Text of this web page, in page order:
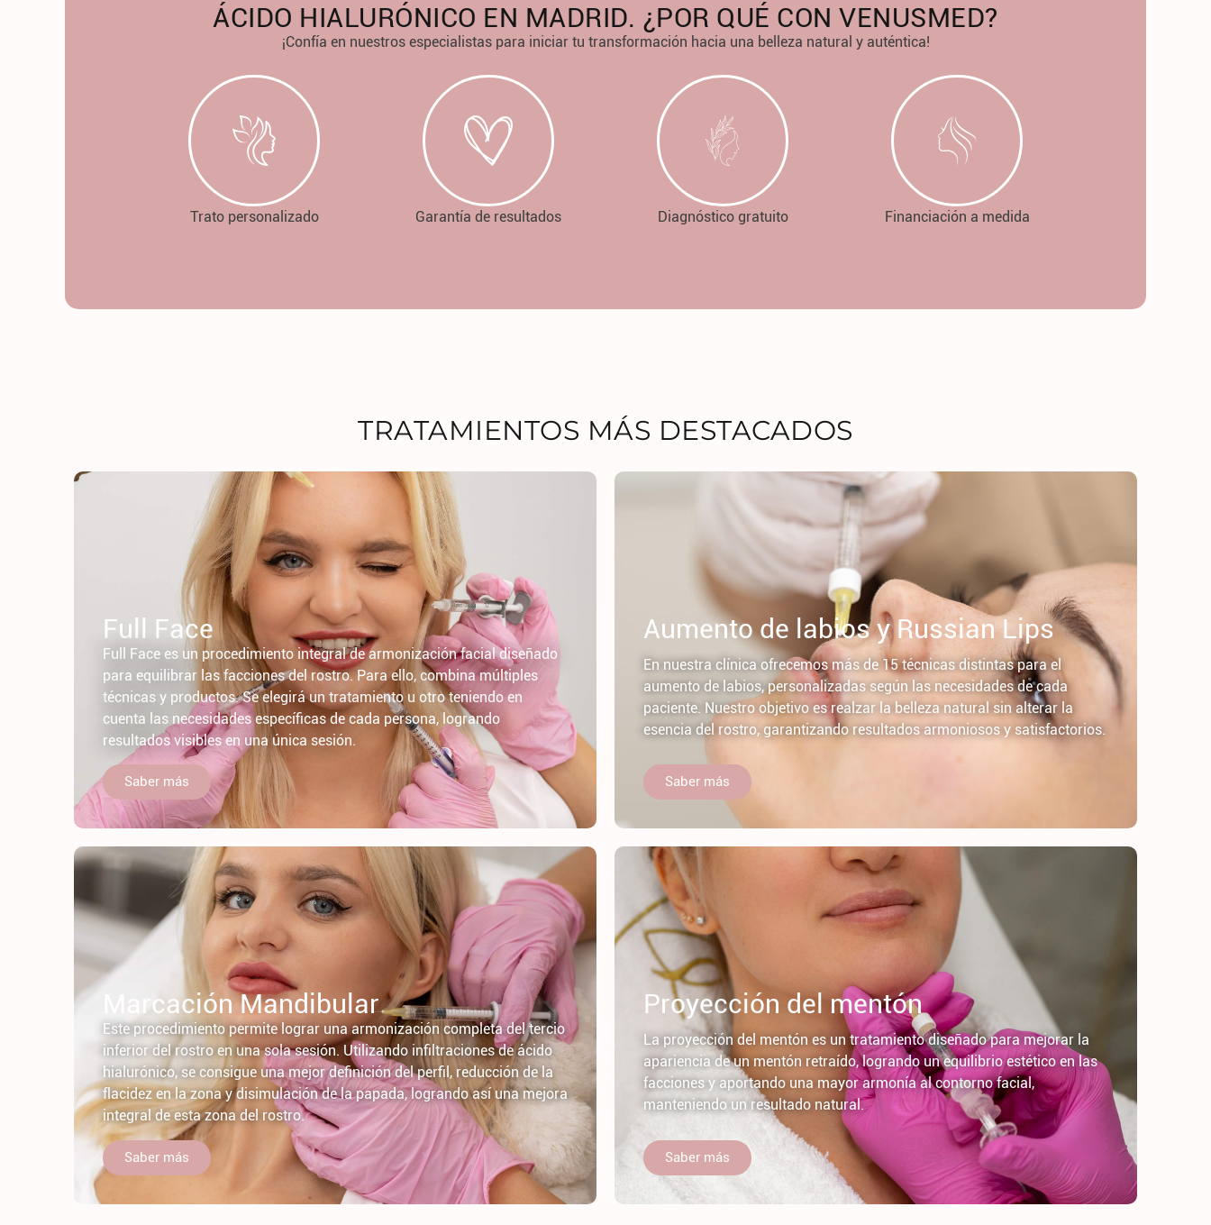
ÁCIDO HIALURÓNICO EN MADRID. ¿POR QUÉ CON VENUSMED?
¡Confía en nuestros especialistas para iniciar tu transformación hacia una belleza natural y auténtica!
Trato personalizado Garantía de resultados Diagnóstico gratuito Financiación a medida
TRATAMIENTOS MÁS DESTACADOS
Full Face
Full Face es un procedimiento integral de armonización facial diseñado
para equilibrar las facciones del rostro. Para ello, combina múltiples
técnicas y productos. Se elegirá un tratamiento u otro teniendo en
cuenta las necesidades específicas de cada persona, logrando
resultados visibles en una única sesión.
Saber más
Aumento de labios y Russian Lips
En nuestra clínica ofrecemos más de 15 técnicas distintas para el
aumento de labios, personalizadas según las necesidades de cada
paciente. Nuestro objetivo es realzar la belleza natural sin alterar la
esencia del rostro, garantizando resultados armoniosos y satisfactorios.
Saber más
Marcación Mandibular
Este procedimiento permite lograr una armonización completa del tercio
inferior del rostro en una sola sesión. Utilizando infiltraciones de ácido
hialurónico, se consigue una mejor definición del perfil, reducción de la
flacidez en la zona y disimulación de la papada, logrando así una mejora
integral de esta zona del rostro.
Saber más
Proyección del mentón
La proyección del mentón es un tratamiento diseñado para mejorar la
apariencia de un mentón retraído, logrando un equilibrio estético en las
facciones y aportando una mayor armonía al contorno facial,
manteniendo un resultado natural.
Saber más